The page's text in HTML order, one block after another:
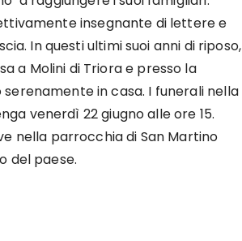
insegnante di lettere e
In questi ultimi suoi anni di riposo,
a Molini di Triora e presso la
in casa. I funerali nella
venerdì 22 giugno alle ore 15.
nella parrocchia di San Martino
del paese.